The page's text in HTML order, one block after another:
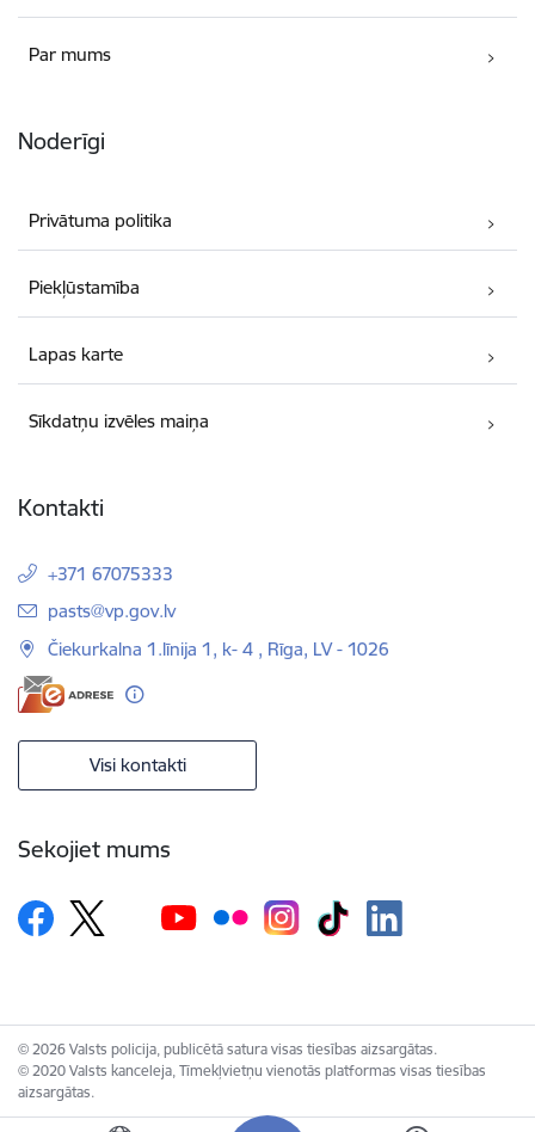
Par mums
Noderīgi
Privātuma politika
Piekļūstamība
Lapas karte
Sīkdatņu izvēles maiņa
Kontakti
+371 67075333
E-pasts:
pasts@vp.gov.lv
Čiekurkalna 1.līnija 1, k- 4 , Rīga, LV - 1026
Visi kontakti
Sekojiet mums
© 2026 Valsts policija, publicētā satura visas tiesības aizsargātas.
© 2020 Valsts kanceleja, Tīmekļvietņu vienotās platformas visas tiesības
aizsargātas.